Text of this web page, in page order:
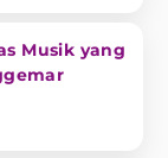
Musik yang